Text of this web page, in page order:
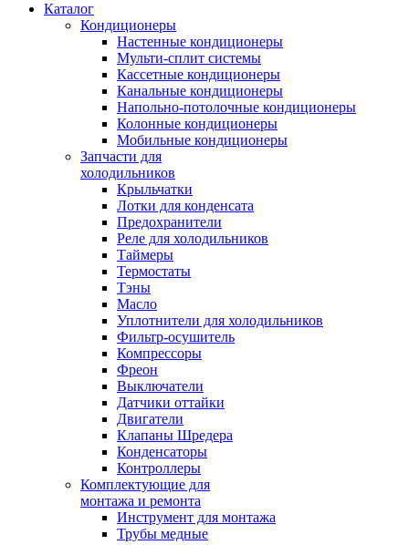
Каталог
Кондиционеры
Настенные кондиционеры
Мульти-сплит системы
Кассетные кондиционеры
Канальные кондиционеры
Напольно-потолочные кондиционеры
Колонные кондиционеры
Мобильные кондиционеры
Запчасти для
холодильников
Крыльчатки
Лотки для конденсата
Предохранители
Реле для холодильников
Таймеры
Термостаты
Тэны
Масло
Уплотнители для холодильников
Фильтр-осушитель
Компрессоры
Фреон
Выключатели
Датчики оттайки
Двигатели
Клапаны Шредера
Конденсаторы
Контроллеры
Комплектующие для
монтажа и ремонта
Инструмент для монтажа
Трубы медные